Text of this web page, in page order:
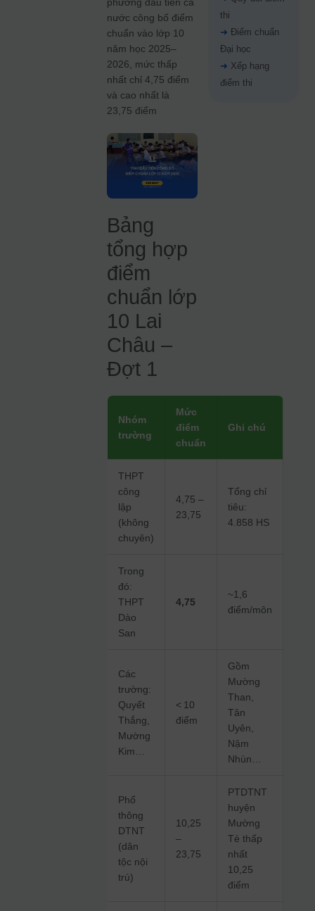
nước công bố điểm
chuẩn vào lớp 10
năm học 2025–
2026, mức thấp
nhất chỉ 4,75 điểm
và cao nhất là
23,75 điểm
Bảng
tổng hợp
điểm
chuẩn lớp
10 Lai
Châu –
Đợt 1
Nhóm
trường
Mức
điểm
chuẩn
Ghi chú
THPT
công
lập
(không
chuyên)
4,75 –
23,75
Tổng chỉ
tiêu:
4.858 HS
Trong
đó:
THPT
Dào
San
4,75
~1,6
điểm/môn
Các
trường:
Quyết
Thắng,
Mường
Kim…
< 10
điểm
Gồm
Mường
Than,
Tân
Uyên,
Nậm
Nhùn…
Phổ
thông
DTNT
(dân
tộc nội
trú)
10,25
–
23,75
PTDTNT
huyện
Mường
Tè thấp
nhất
10,25
điểm
thi
➜ Điểm chuẩn
Đại học
➜ Xếp hạng
điểm thi